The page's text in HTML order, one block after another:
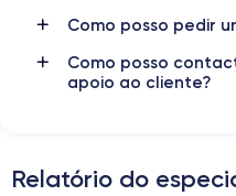
Pour en savoir plus en
Como posso pedir
Como posso
apoio ao cliente?
Relatório do